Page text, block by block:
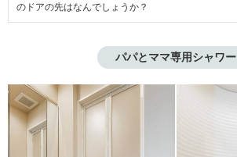
のドアの先はなんでしょうか？
パパとママ専用シャワー